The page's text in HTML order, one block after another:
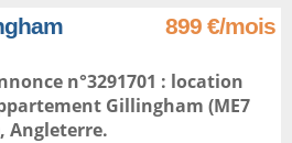
899 €/mois
n°3291701 : location
Gillingham (ME7
Angleterre.